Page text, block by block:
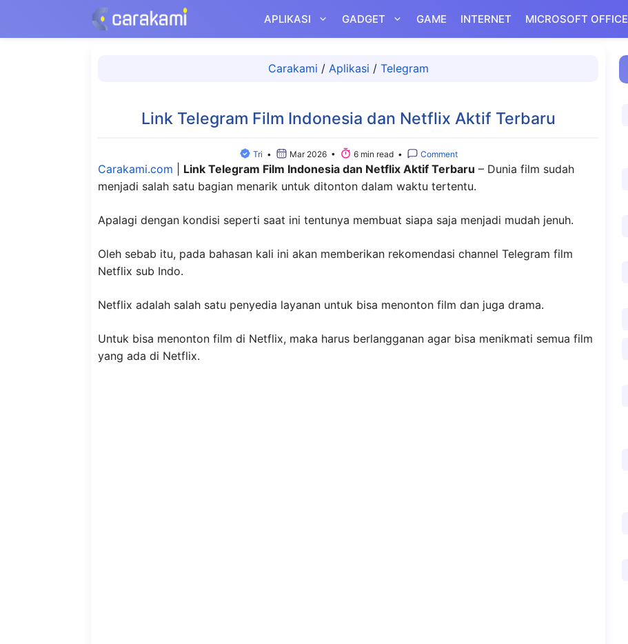
isi
APLIKASI GADGET GAME INTERNET MICROSOFT OFFICE
Carakami / Aplikasi / Telegram
Link Telegram Film Indonesia dan Netflix Aktif Terbaru
Tri • Mar 2026 • 6 min read • Comment
Carakami.com Link Telegram Film Indonesia dan Netflix Aktif Terbaru – Dunia film sudah
menjadi salah satu bagian menarik untuk ditonton dalam waktu tertentu.
Apalagi dengan kondisi seperti saat ini tentunya membuat siapa saja menjadi mudah jenuh.
Oleh sebab itu, pada bahasan kali ini akan memberikan rekomendasi channel Telegram film
Netflix sub Indo.
Netflix adalah salah satu penyedia layanan untuk bisa menonton film dan juga drama.
Untuk bisa menonton film di Netflix, maka harus berlangganan agar bisa menikmati semua film
yang ada di Netflix.